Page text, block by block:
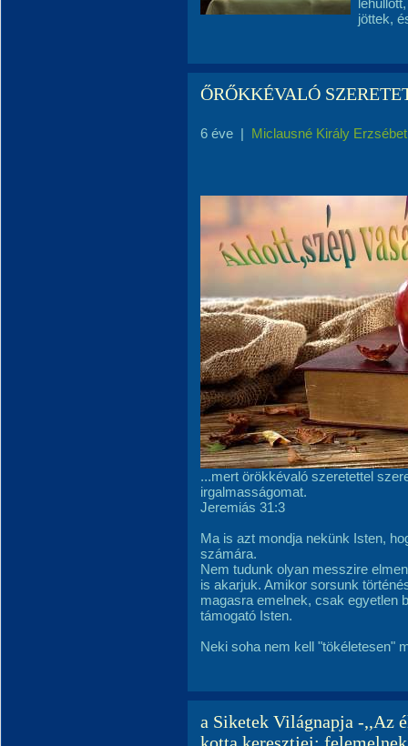
jöttek,
ŐRŐKKÉVALÓ
6 éve | Miclausné Király Erzsébet
...mert örökkévaló szeretettel
irgalmasságomat.
Jeremiás 31:3
Ma is azt mondja nekünk Isten,
számára.
Nem tudunk olyan messzire
is akarjuk. Amikor sorsunk
magasra emelnek, csak egyetlen
támogató Isten.
Neki soha nem kell "tökéletesen"
a Siketek Világnapja -,,Az